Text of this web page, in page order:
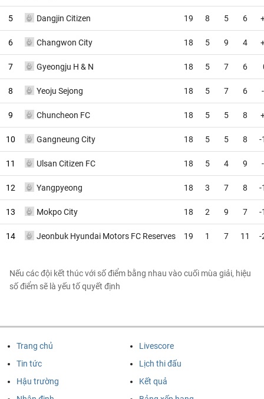
5 Dangjin Citizen 19 8 5 6
6 Changwon City 18 5 9 4
7 Gyeongju H & N 18 5 7 6
8 Yeoju Sejong 18 5 7 6
9 Chuncheon FC 18 5 5 8
10 Gangneung City 18 5 5 8 -
11 Ulsan Citizen FC 18 5 4 9
12 Yangpyeong 18 3 7 8 -
13 Mokpo City 18 2 9 7 -
14 Jeonbuk Hyundai Motors FC Reserves 19 1 7 11 -
Nếu các đội kết thúc với số điểm bằng nhau vào cuối mùa giải, hiệu
số điểm sẽ là yếu tố quyết định
Trang chủ
Tin tức
Hậu trường
Livescore
Lịch thi đấu
Kết quả